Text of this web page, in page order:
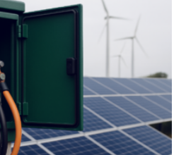
und Demonstration von
Energiespeicherung in
Energiesystemen. Das
Oktober 2025, hat eine Laufzeit
Gesamtvolumen von rund 2,9
Millionen Euro durch das
Klima und…